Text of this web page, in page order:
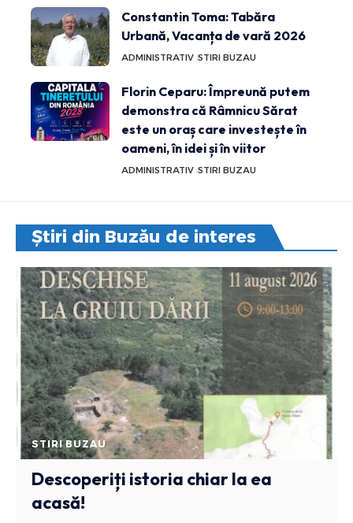
Constantin Toma: Tabăra
Urbană, Vacanța de vară 2026
ADMINISTRATIV STIRI BUZAU
Florin Ceparu: Împreună putem
demonstra că Râmnicu Sărat
este un oraș care investește în
oameni, în idei și în viitor
ADMINISTRATIV STIRI BUZAU
Știri din Buzău de interes
STIRI BUZAU
Descoperiți istoria chiar la ea
acasă!